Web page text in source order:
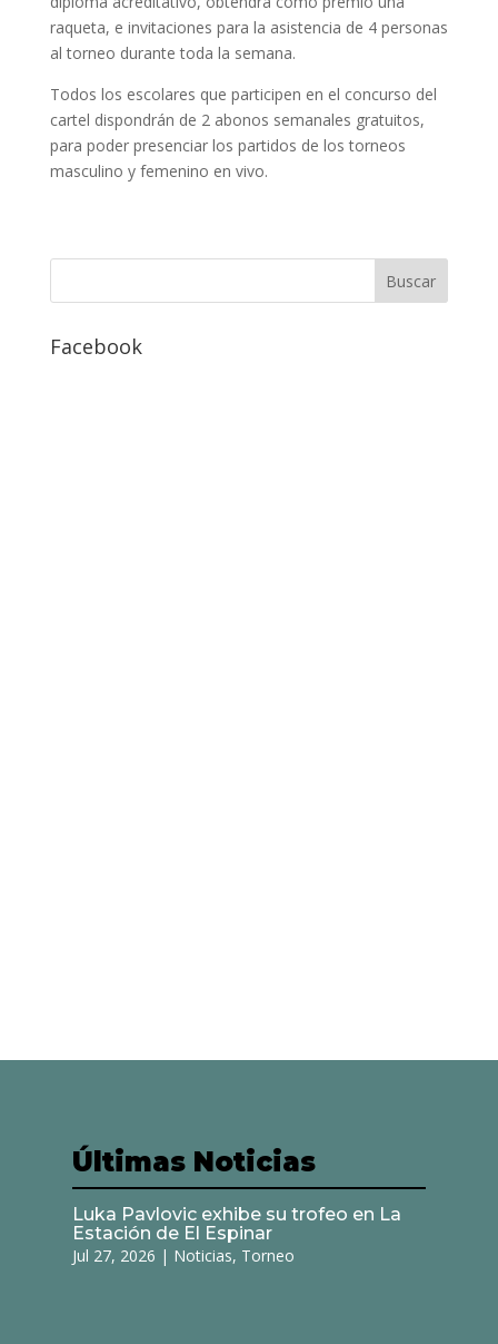
raqueta, e invitaciones para la asistencia de 4 personas
al torneo durante toda la semana.
Todos los escolares que participen en el concurso del
cartel dispondrán de 2 abonos semanales gratuitos,
para poder presenciar los partidos de los torneos
masculino y femenino en vivo.
Facebook
Últimas Noticias
Luka Pavlovic exhibe su trofeo en La
Estación de El Espinar
Jul 27, 2026 | Noticias, Torneo